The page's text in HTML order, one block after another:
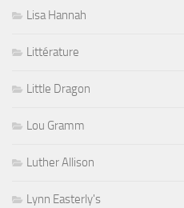
Lisa Hannah
Littérature
Little Dragon
Lou Gramm
Luther Allison
Lynn Easterly's